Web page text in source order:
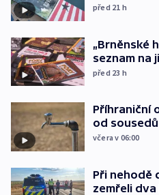
před 21 h
„Brněnské
seznam na
před 23 h
Příhraniční
od sousedů
včera v 06:00
Při nehodě
zemřeli